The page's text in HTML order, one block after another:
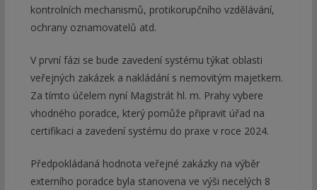
kontrolních mechanismů, protikorupčního vzdělávání,
ochrany oznamovatelů atd.
V první fázi se bude zavedení systému týkat oblasti
veřejných zakázek a nakládání s nemovitým majetkem.
Za tímto účelem nyní Magistrát hl. m. Prahy vybere
vhodného poradce, který pomůže připravit úřad na
certifikaci a zavedení systému do praxe v roce 2024.
Předpokládaná hodnota veřejné zakázky na výběr
externího poradce byla stanovena ve výši necelých 8